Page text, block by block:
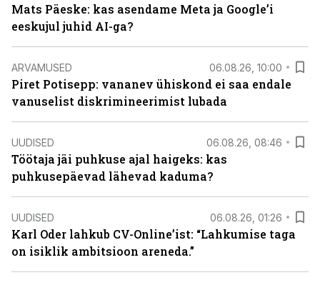
Mats Päeske: kas asendame Meta ja Google’i
eeskujul juhid AI-ga?
ARVAMUSED 06.08.26, 10:00
Piret Potisepp: vananev ühiskond ei saa endale
vanuselist diskrimineerimist lubada
UUDISED 06.08.26, 08:46
Töötaja jäi puhkuse ajal haigeks: kas
puhkusepäevad lähevad kaduma?
UUDISED 06.08.26, 01:26
Karl Oder lahkub CV-Online’ist: “Lahkumise taga
on isiklik ambitsioon areneda.”